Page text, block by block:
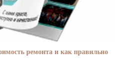
ремонта и как правильно